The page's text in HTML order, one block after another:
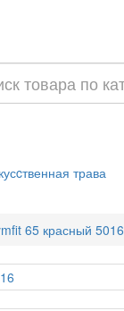
трава
65 красный 5016